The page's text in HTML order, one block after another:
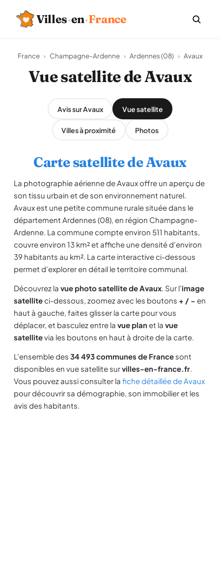
Villes·en·France
France › Champagne-Ardenne › Ardennes (08) › Avaux
Vue satellite de Avaux
Avis sur Avaux Vue satellite
Villes à proximité Photos
Carte satellite de Avaux
La photographie aérienne de Avaux offre un aperçu de
son tissu urbain et de son environnement naturel.
Avaux est une petite commune rurale située dans le
département Ardennes (08), en région Champagne-
Ardenne. La commune compte environ 511 habitants,
couvre environ 13 km² et affiche une densité d'environ
39 habitants au km². La carte interactive ci-dessous
permet d'explorer en détail le territoire communal.
Découvrez la vue photo satellite de Avaux. Sur l'image
satelliteci-dessous, zoomez avec les boutons + / − en
haut à gauche, faites glisser la carte pour vous
déplacer, et basculez entre la vue planet la vue
satellitevia les boutons en haut à droite de la carte.
L'ensemble des 34 493 communes de France sont
disponibles en vue satellite survilles-en-france.fr.
Vous pouvez aussi consulter la fiche détaillée de Avaux
pour découvrir sa démographie, son immobilier et les
avis des habitants.